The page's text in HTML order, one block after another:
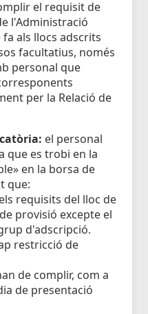
el requisit de
l'Administració
als llocs adscrits
facultatius, només
personal que
per la Relació de
el personal
que es trobi en la
en la borsa de
que:
requisits del lloc de
provisió excepte el
d'adscripció.
restricció de
de complir, com a
de presentació